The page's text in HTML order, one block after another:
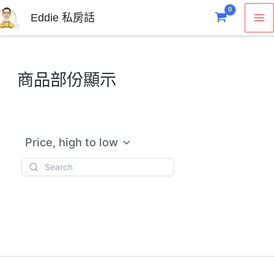
跳
至
Eddie 私房話
商品部份顯示
Price, high to low